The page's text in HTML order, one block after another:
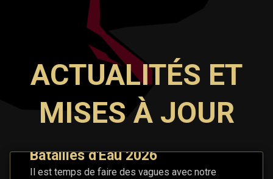
ACTUALITÉS ET
MISES À JOUR
Batailles d'Eau 2026
Il est temps de faire des vagues avec notre